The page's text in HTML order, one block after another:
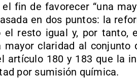
fin de favorecer “una
en dos puntos: la
el resto igual y, por tanto,
claridad al conjunto
artículo 180 y 183 que la
por sumisión química.